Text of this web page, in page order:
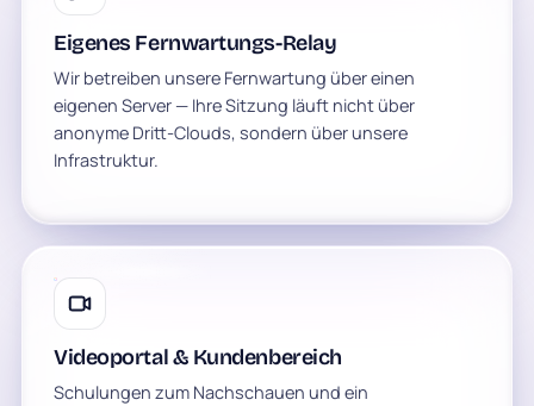
Eigenes Fernwartungs-Relay
Wir betreiben unsere Fernwartung über einen
eigenen Server — Ihre Sitzung läuft nicht über
anonyme Dritt-Clouds, sondern über unsere
Infrastruktur.
Videoportal & Kundenbereich
Schulungen zum Nachschauen und ein